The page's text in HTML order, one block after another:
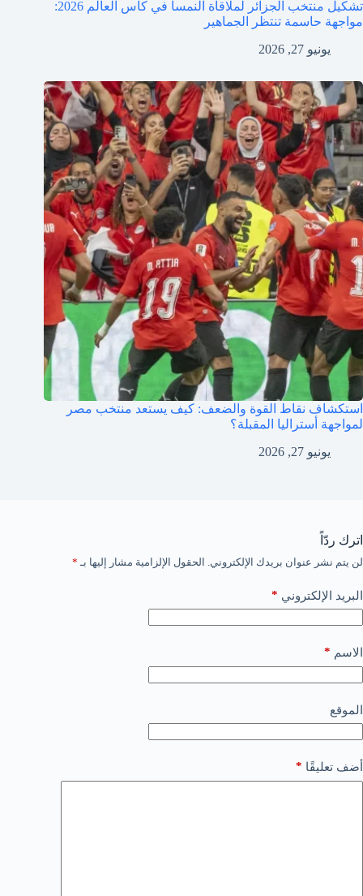
تشكيل منتخب الجزائر لملاقاة النمسا في كأس العالم 2026:
مواجهة حاسمة تنتظر الجماهير
يونيو 27, 2026
استكشاف نقاط القوة والضعف: كيف يستعد منتخب مصر
لمواجهة أستراليا المقبلة؟
يونيو 27, 2026
اترك ردّاً
لن يتم نشر عنوان بريدك الإلكتروني. الحقول الإلزامية مشار إليها بـ *
البريد الإلكتروني *
الاسم *
الموقع
أضف تعليقًا *